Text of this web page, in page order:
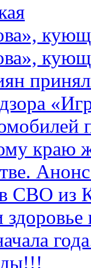
краю
СВО из